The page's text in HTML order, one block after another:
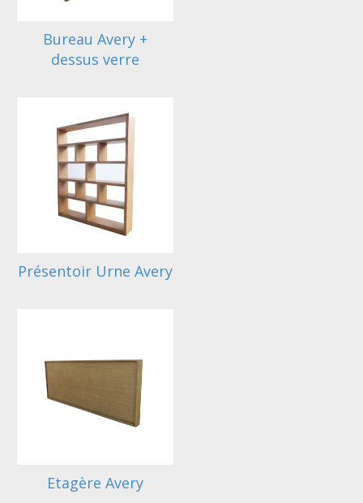
Bureau Avery +
dessus verre
Présentoir Urne Avery
Etagère Avery